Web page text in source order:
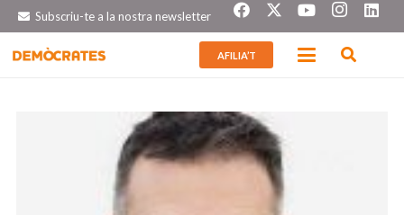
Subscriu-te a la nostra newsletter
AFILIA’T